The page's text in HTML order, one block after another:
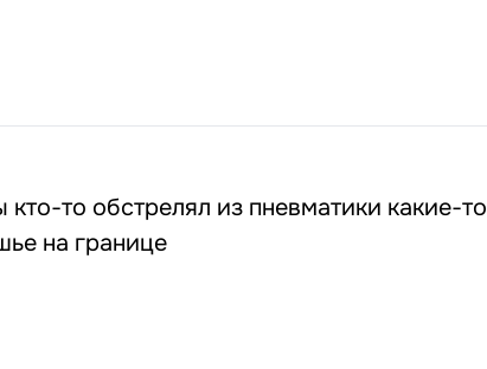
то обстрелял из пневматики какие-то
на границе